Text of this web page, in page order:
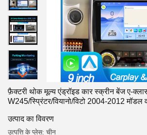
फ़ैक्टरी थोक मूल्य एंड्रॉइड कार स्क्रीन बेंज ए-
W245/स्प्रिंटर/वियानो/विटो 2004-2012 मॉडल
उत्पाद का विवरण
उत्पत्ति के प्लेस: चीन